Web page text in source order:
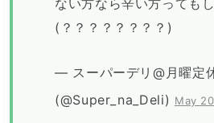
ない方なら辛い方っても
(？？？？？？？？)
— スーパーデリ@月曜定
(@Super_na_Deli) May